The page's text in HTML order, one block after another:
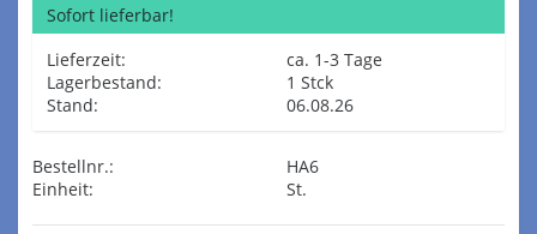
Sofort lieferbar!
Lieferzeit:
ca. 1-3 Tage
Lagerbestand:
1 Stck
Stand:
06.08.26
Bestellnr.:
HA6
Einheit:
St.